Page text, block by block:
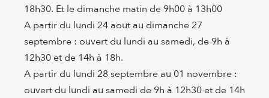
18h30. Et le dimanche matin de 9h00 à 13h00
A partir du lundi 24 aout au dimanche 27
septembre : ouvert du lundi au samedi, de 9h à
12h30 et de 14h à 18h.
A partir du lundi 28 septembre au 01 novembre :
ouvert du lundi au samedi de 9h à 12h30 et de 14h